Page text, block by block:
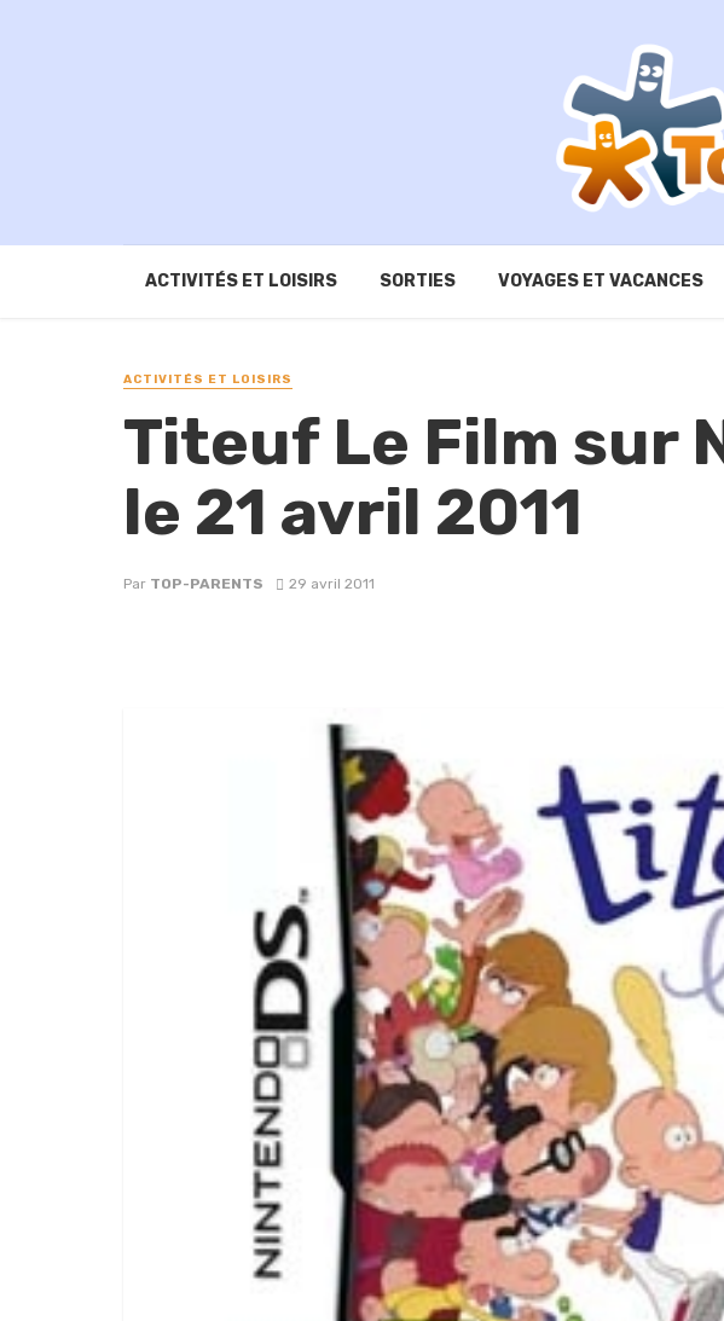
ACTIVITÉS ET LOISIRS SORTIES VOYAGES ET VACANCES
ACTIVITÉS ET LOISIRS
Titeuf Le Film sur
le 21 avril 2011
Par TOP-PARENTS 29 avril 2011